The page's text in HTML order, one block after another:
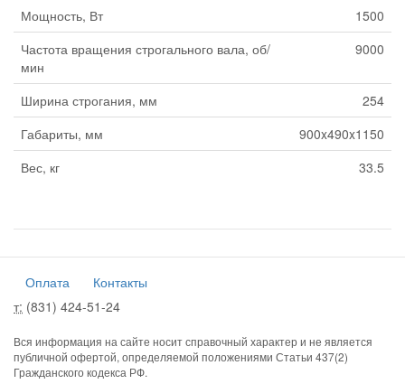
Мощность, Вт
1500
Частота вращения строгального вала, об/
мин
9000
Ширина строгания, мм
254
Габариты, мм
900x490x1150
Вес, кг
33.5
Оплата
Контакты
т: (831) 424-51-24
Вся информация на сайте носит справочный характер и не является
публичной офертой, определяемой положениями Статьи 437(2)
Гражданского кодекса РФ.